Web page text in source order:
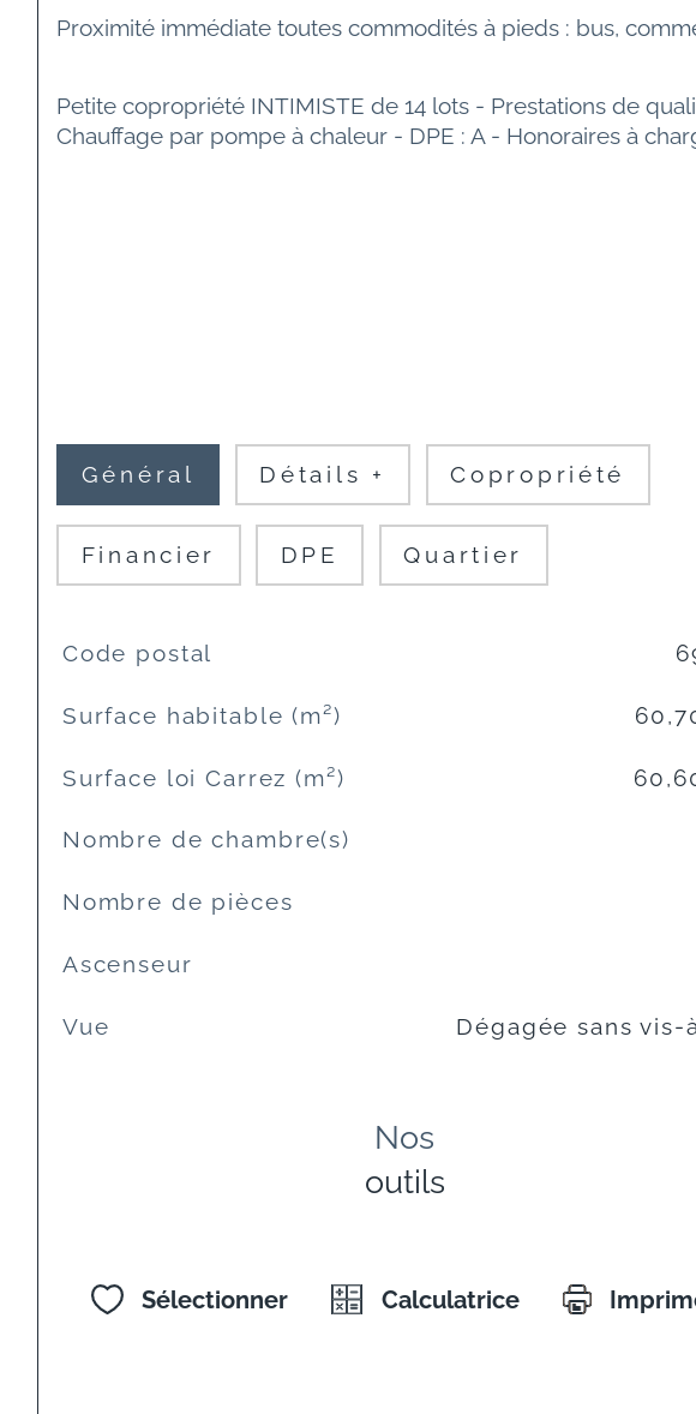
Proximité immédiate toutes commodités à pieds : bus,
Petite copropriété INTIMISTE de 14 lots - Prestations de
Chauffage par pompe à chaleur - DPE : A - Honoraires à
Général Détails + Copropriété
Financier DPE Quartier
TRAD_SIROCCO_Caracteristique
Code postal
Surface habitable (m²)
Surface loi Carrez (m²)
Nombre de chambre(s)
Nombre de pièces
Ascenseur
Vue Dégagée sans vis-
Nos
outils
Sélectionner Calculatrice